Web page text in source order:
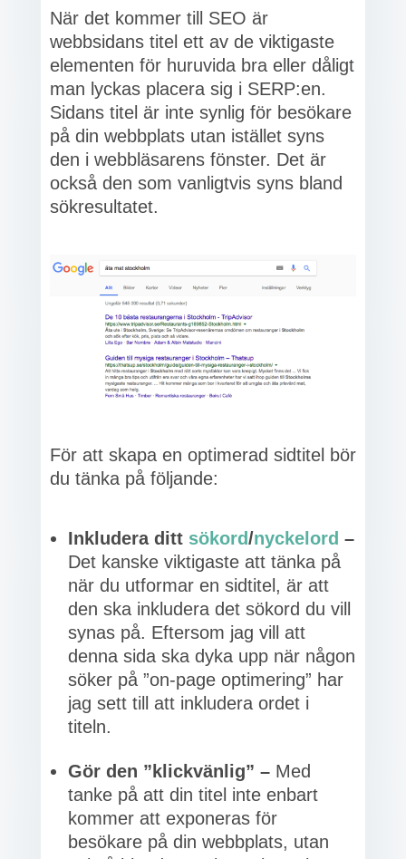
När det kommer till SEO är
webbsidans titel ett av de viktigaste
elementen för huruvida bra eller dåligt
man lyckas placera sig i SERP:en.
Sidans titel är inte synlig för besökare
på din webbplats utan istället syns
den i webbläsarens fönster. Det är
också den som vanligtvis syns bland
sökresultatet.
För att skapa en optimerad sidtitel bör
du tänka på följande:
Inkludera ditt sökord/nyckelord –
Det kanske viktigaste att tänka på
när du utformar en sidtitel, är att
den ska inkludera det sökord du vill
synas på. Eftersom jag vill att
denna sida ska dyka upp när någon
söker på ”on-page optimering” har
jag sett till att inkludera ordet i
titeln.
Gör den ”klickvänlig” – Med
tanke på att din titel inte enbart
kommer att exponeras för
besökare på din webbplats, utan